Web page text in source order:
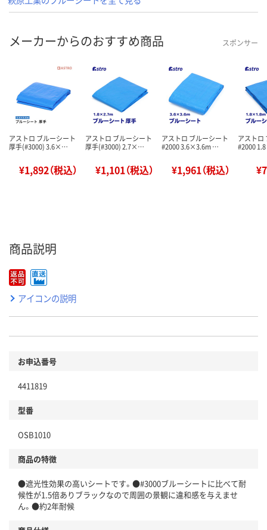
メーカーからのおすすめ商品 スポンサー
アストロ ブルーシート
厚手(#3000) 3.6×…
¥1,892（税込）
アストロ ブルーシート
厚手(#3000) 2.7×…
¥1,101（税込）
アストロ ブルーシート
#2000 3.6×3.6m …
¥1,961（税込）
アストロ
#2000
商品説明
アイコンの説明
お申込番号
4411819
型番
OSB1010
商品の特徴
●遮光性効果の高いシートです。●#3000ブルーシートに比べて耐
候性が1.5倍ありブラックなので周囲の景観に違和感を与えませ
ん。●約2年耐候